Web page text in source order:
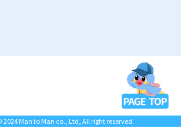
2024 Man to Man co., Ltd, All right reserved.